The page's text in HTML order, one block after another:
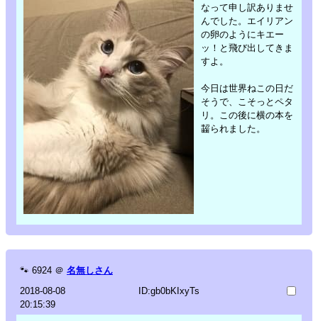
なって申し訳ありませ
んでした。エイリアン
の卵のようにキエー
ッ！と飛び出してきま
すよ。
今日は世界ねこの日だ
そうで、こそっとペタ
リ。この後に横の本を
齧られました。
🐾 6924 ＠ 名無しさん
2018-08-08
20:15:39
ID:gb0bKIxyTs